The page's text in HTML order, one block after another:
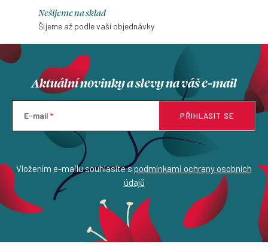
Nešijeme na sklad
Šijeme až podle vaší objednávky
Aktuální novinky a slevy na váš e-mail
E-mail
Vložením e-mailu souhlasíte spodmínkami ochrany osobních
údajů
PŘIHLÁSIT SE